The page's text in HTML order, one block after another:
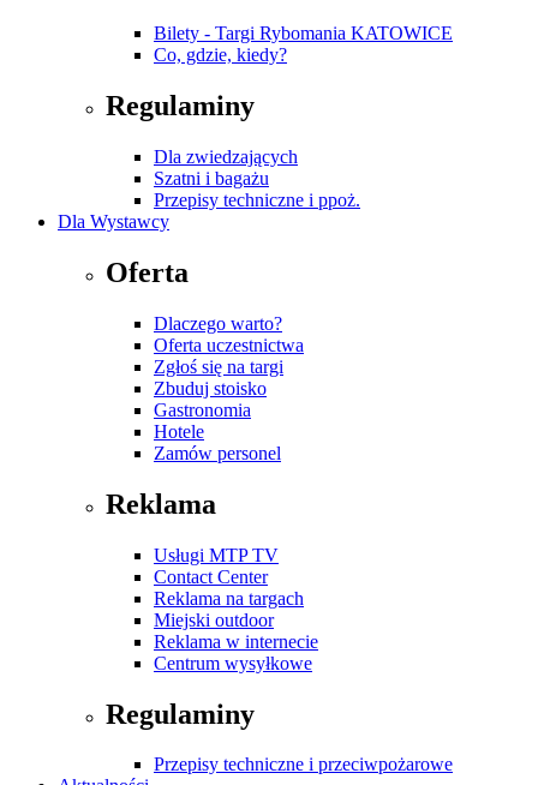
Bilety - Targi Rybomania KATOWICE
Co, gdzie, kiedy?
Regulaminy
Dla zwiedzających
Szatni i bagażu
Przepisy techniczne i ppoż.
Dla Wystawcy
Oferta
Dlaczego warto?
Oferta uczestnictwa
Zgłoś się na targi
Zbuduj stoisko
Gastronomia
Hotele
Zamów personel
Reklama
Usługi MTP TV
Contact Center
Reklama na targach
Miejski outdoor
Reklama w internecie
Centrum wysyłkowe
Regulaminy
Przepisy techniczne i przeciwpożarowe